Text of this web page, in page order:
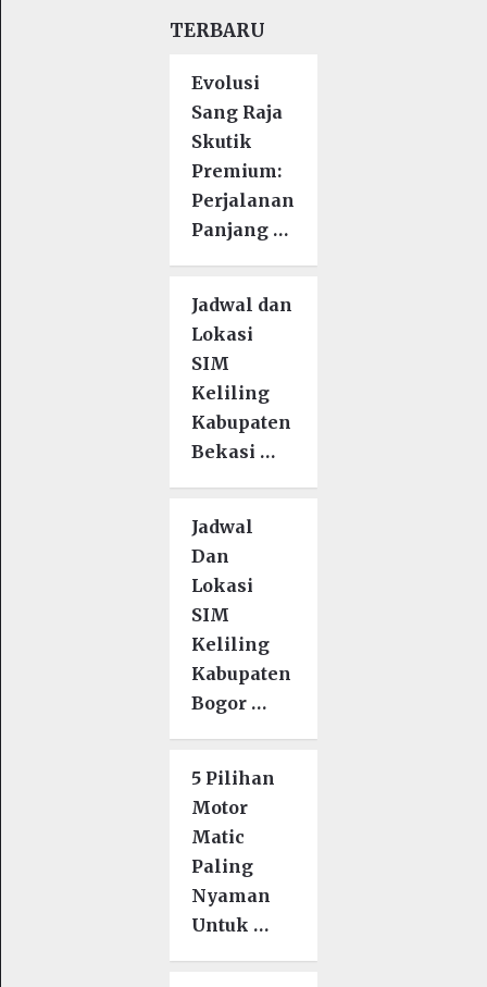
TERBARU
Evolusi
Sang Raja
Skutik
Premium:
Perjalanan
Panjang …
Jadwal dan
Lokasi
SIM
Keliling
Kabupaten
Bekasi …
Jadwal
Dan
Lokasi
SIM
Keliling
Kabupaten
Bogor …
5 Pilihan
Motor
Matic
Paling
Nyaman
Untuk …